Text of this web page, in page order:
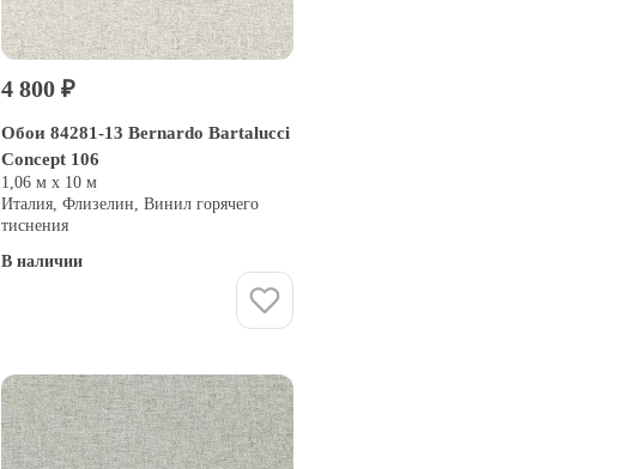
4 800 ₽
Обои 84281-13 Bernardo Bartalucci
Concept 106
1,06 м х 10 м
Италия, Флизелин, Винил горячего
тиснения
В наличии